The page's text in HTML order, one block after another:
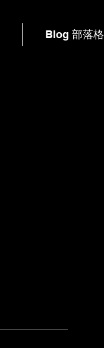
Blog 部落格